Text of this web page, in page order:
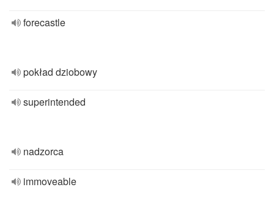
forecastle
pokład dziobowy
superintended
nadzorca
immoveable